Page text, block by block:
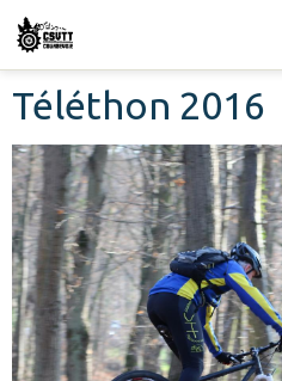
Téléthon 2016